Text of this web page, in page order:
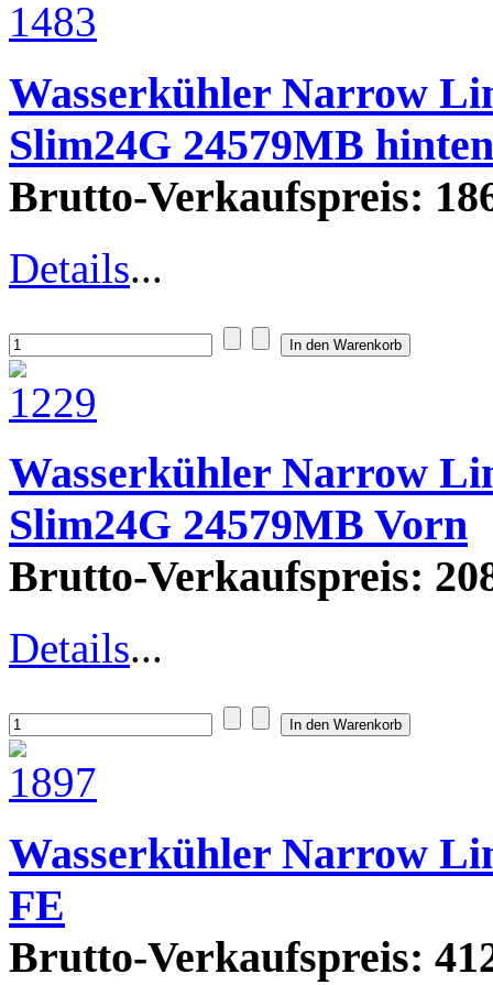
Wasserkühler Narrow
Slim24G 24579MB hinten
Brutto-Verkaufspreis:
Details...
Wasserkühler Narrow
Slim24G 24579MB Vorn
Brutto-Verkaufspreis:
Details...
Wasserkühler Narrow
FE
Brutto-Verkaufspreis: